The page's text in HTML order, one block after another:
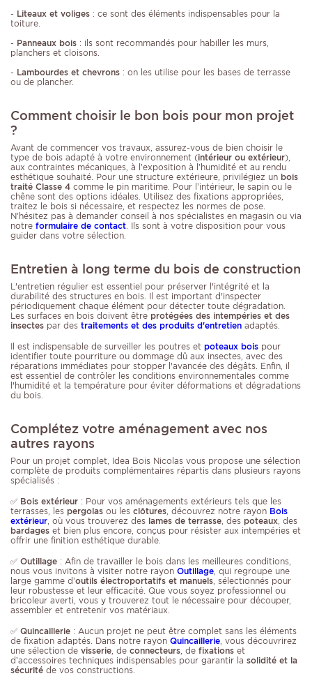
- Liteaux et voliges : ce sont des éléments indispensables pour la
toiture.
- Panneaux bois : ils sont recommandés pour habiller les murs,
planchers et cloisons.
- Lambourdes et chevrons : on les utilise pour les bases de terrasse
ou de plancher.
Comment choisir le bon bois pour mon projet
?
Avant de commencer vos travaux, assurez-vous de bien choisir le
type de bois adapté à votre environnement (intérieur ou extérieur),
aux contraintes mécaniques, à l’exposition à l’humidité et au rendu
esthétique souhaité. Pour une structure extérieure, privilégiez un bois
traité Classe 4 comme le pin maritime. Pour l’intérieur, le sapin ou le
chêne sont des options idéales. Utilisez des fixations appropriées,
traitez le bois si nécessaire, et respectez les normes de pose.
N’hésitez pas à demander conseil à nos spécialistes en magasin ou via
notre formulaire de contact . Ils sont à votre disposition pour vous
guider dans votre sélection.
Entretien à long terme du bois de construction
L'entretien régulier est essentiel pour préserver l'intégrité et la
durabilité des structures en bois. Il est important d'inspecter
périodiquement chaque élément pour détecter toute dégradation.
Les surfaces en bois doivent être protégées des intempéries et des
insectes par des traitements et des produits d'entretien adaptés.
Il est indispensable de surveiller les poutres et poteaux bois pour
identifier toute pourriture ou dommage dû aux insectes, avec des
réparations immédiates pour stopper l'avancée des dégâts. Enfin, il
est essentiel de contrôler les conditions environnementales comme
l'humidité et la température pour éviter déformations et dégradations
du bois.
Complétez votre aménagement avec nos
autres rayons
Pour un projet complet, Idea Bois Nicolas vous propose une sélection
complète de produits complémentaires répartis dans plusieurs rayons
spécialisés :
✅ Bois extérieur : Pour vos aménagements extérieurs tels que les
terrasses, les pergolas ou les clôtures , découvrez notre rayon Bois
extérieur , où vous trouverez des lames de terrasse , des poteaux , des
bardages et bien plus encore, conçus pour résister aux intempéries et
offrir une finition esthétique durable.
✅ Outillage : Afin de travailler le bois dans les meilleures conditions,
nous vous invitons à visiter notre rayon Outillage , qui regroupe une
large gamme d’outils électroportatifs et manuels , sélectionnés pour
leur robustesse et leur efficacité. Que vous soyez professionnel ou
bricoleur averti, vous y trouverez tout le nécessaire pour découper,
assembler et entretenir vos matériaux.
✅ Quincaillerie : Aucun projet ne peut être complet sans les éléments
de fixation adaptés. Dans notre rayon Quincaillerie , vous découvrirez
une sélection de visserie , de connecteurs , de fixations et
d’accessoires techniques indispensables pour garantir la solidité et la
sécurité de vos constructions.